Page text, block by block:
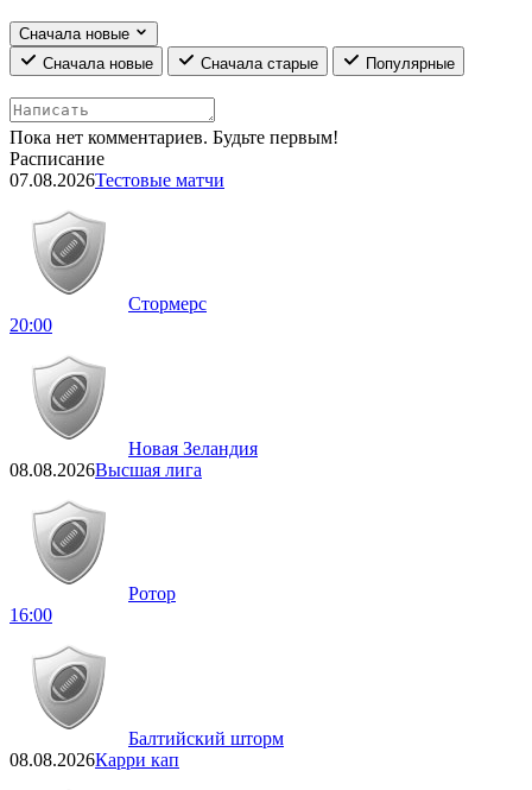
Сначала новые
Сначала новые
Сначала старые Популярные
Пока нет комментариев. Будьте первым!
Расписание
07.08.2026Тестовые матчи
Стормерс
20:00
Новая Зеландия
08.08.2026Высшая лига
Ротор
16:00
Балтийский шторм
08.08.2026Карри кап